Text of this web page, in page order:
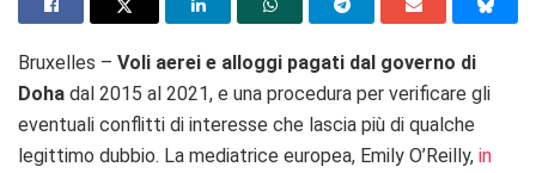
Bruxelles – Voli aerei e alloggi pagati dal governo di
Doha dal 2015 al 2021, e una procedura per verificare gli
eventuali conflitti di interesse che lascia più di qualche
legittimo dubbio. La mediatrice europea, Emily O’Reilly, in